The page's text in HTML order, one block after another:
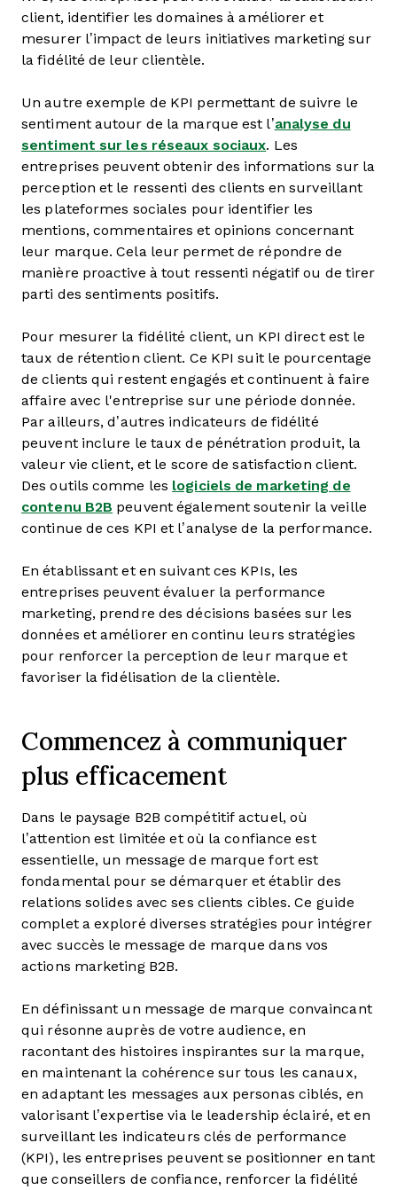
client, identifier les domaines à améliorer et
mesurer l’impact de leurs initiatives marketing sur
la fidélité de leur clientèle.
Un autre exemple de KPI permettant de suivre le
sentiment autour de la marque est l’analyse du
sentiment sur les réseaux sociaux. Les
entreprises peuvent obtenir des informations sur la
perception et le ressenti des clients en surveillant
les plateformes sociales pour identifier les
mentions, commentaires et opinions concernant
leur marque. Cela leur permet de répondre de
manière proactive à tout ressenti négatif ou de tirer
parti des sentiments positifs.
Pour mesurer la fidélité client, un KPI direct est le
taux de rétention client. Ce KPI suit le pourcentage
de clients qui restent engagés et continuent à faire
affaire avec l'entreprise sur une période donnée.
Par ailleurs, d’autres indicateurs de fidélité
peuvent inclure le taux de pénétration produit, la
valeur vie client, et le score de satisfaction client.
Des outils comme les logiciels de marketing de
contenu B2B peuvent également soutenir la veille
continue de ces KPI et l’analyse de la performance.
En établissant et en suivant ces KPIs, les
entreprises peuvent évaluer la performance
marketing, prendre des décisions basées sur les
données et améliorer en continu leurs stratégies
pour renforcer la perception de leur marque et
favoriser la fidélisation de la clientèle.
Commencez à communiquer
plus efficacement
Dans le paysage B2B compétitif actuel, où
l’attention est limitée et où la confiance est
essentielle, un message de marque fort est
fondamental pour se démarquer et établir des
relations solides avec ses clients cibles. Ce guide
complet a exploré diverses stratégies pour intégrer
avec succès le message de marque dans vos
actions marketing B2B.
En définissant un message de marque convaincant
qui résonne auprès de votre audience, en
racontant des histoires inspirantes sur la marque,
en maintenant la cohérence sur tous les canaux,
en adaptant les messages aux personas ciblés, en
valorisant l’expertise via le leadership éclairé, et en
surveillant les indicateurs clés de performance
(KPI), les entreprises peuvent se positionner en tant
que conseillers de confiance, renforcer la fidélité